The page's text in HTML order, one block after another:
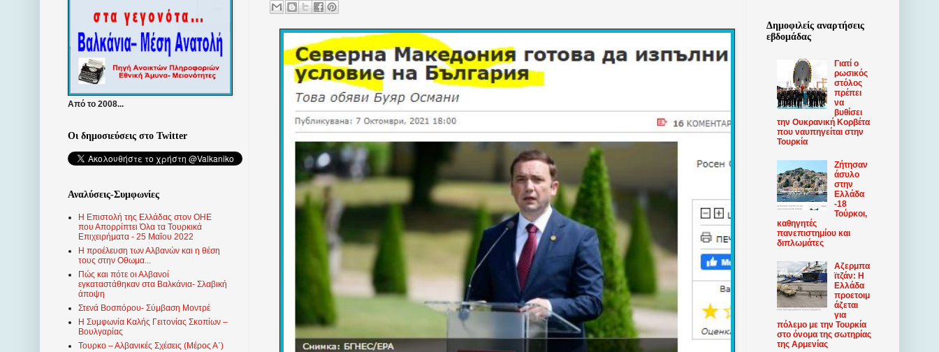
Από το 2008...
Οι δημοσιεύσεις στο Twitter
Αναλύσεις-Συμφωνίες
Η Επιστολή της Ελλάδας στον ΟΗΕ
που Απορρίπτει Όλα τα Τουρκικά
Επιχειρήματα - 25 Μαΐου 2022
Η προέλευση των Αλβανών και η θέση
τους στην Οθωμα...
Πώς και πότε οι Αλβανοί
εγκαταστάθηκαν στα Βαλκάνια- Σλαβική
άποψη
Στενά Βοσπόρου- Σύμβαση Μοντρέ
Η Συμφωνία Καλής Γειτονίας Σκοπίων –
Βουλγαρίας
Τουρκο – Αλβανικές Σχέσεις (Mέρος Α΄)
Δημοφιλείς αναρτήσεις
εβδομάδας
Γιατί ο
ρωσικός
στόλος
πρέπει
να
βυθίσει
την Ουκρανική Κορβέτα
που ναυπηγείται στην
Τουρκία
Ζήτησαν
άσυλο
στην
Ελλάδα
-18
Τούρκοι,
καθηγητές
πανεπιστημίου και
διπλωμάτες
Αζερμπα
ϊτζάν: Η
Ελλάδα
προετοιμ
άζεται
για
πόλεμο με την Τουρκία
στο όνομα της σωτηρίας
της Αρμενίας